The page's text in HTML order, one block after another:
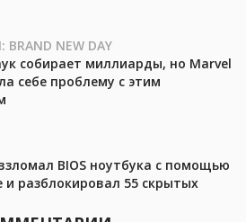
BRAND NEW DAY
собирает миллиарды, но Marvel
себе проблему с этим
BIOS ноутбука с помощью
и разблокировал 55 скрытых